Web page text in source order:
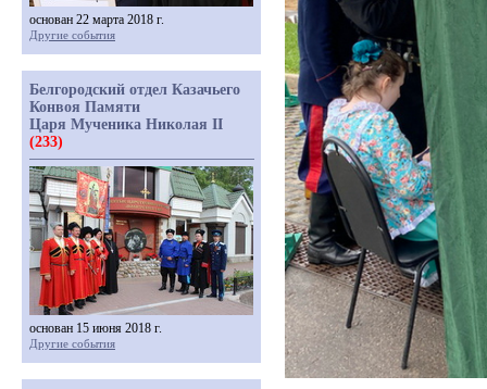
основан 22 марта 2018 г.
Другие события
Белгородский отдел Казачьего
Конвоя Памяти
Царя Мученика Николая II
(233)
основан 15 июня 2018 г.
Другие события